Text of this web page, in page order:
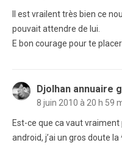
Il est vrailent très bien ce
pouvait attendre de lui.
E bon courage pour te
Djolhan annuaire
8 juin 2010 à 20 h 59
Est-ce que ca vaut vraiment
android, j’ai un gros doute la